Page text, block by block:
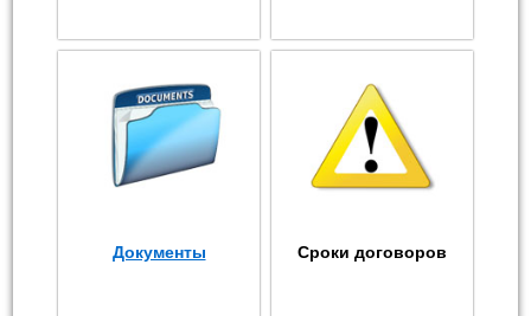
Документы Сроки договоров